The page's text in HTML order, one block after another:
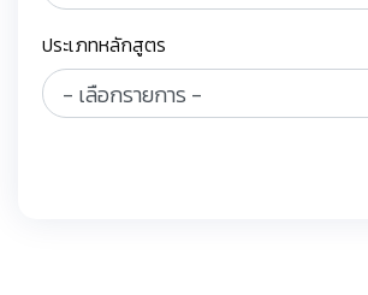
ประเภทหลักสูตร